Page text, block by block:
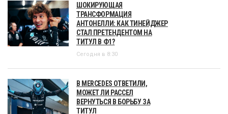
ШОКИРУЮЩАЯ
ТРАНСФОРМАЦИЯ
АНТОНЕЛЛИ: КАК ТИНЕЙДЖЕР
СТАЛ ПРЕТЕНДЕНТОМ НА
ТИТУЛ В Ф1?
Сегодня в 8:30
В MERCEDES ОТВЕТИЛИ,
МОЖЕТ ЛИ РАССЕЛ
ВЕРНУТЬСЯ В БОРЬБУ ЗА
ТИТУЛ